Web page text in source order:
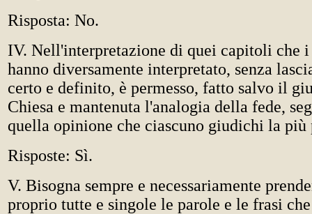
Risposta: No.
IV. Nell'interpretazione di quei capitoli che
hanno diversamente interpretato, senza
certo e definito, è permesso, fatto salvo il
Chiesa e mantenuta l'analogia della fede,
quella opinione che ciascuno giudichi la più
Risposte: Sì.
V. Bisogna sempre e necessariamente
proprio tutte e singole le parole e le frasi